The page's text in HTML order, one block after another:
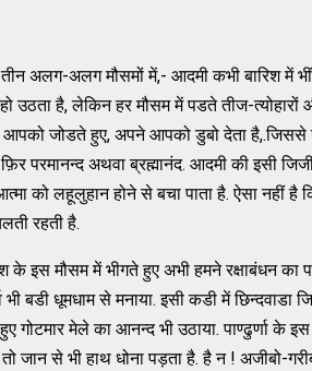
अलग-अलग मौसमों में,- आदमी कभी बारिश में
उठता है, लेकिन हर मौसम में पडते तीज-त्योहारों
जोडते हुए, अपने आपको डुबो देता
परमानन्द अथवा ब्रह्मानंद. आदमी की इसी
को लहूलुहान होने से बचा पाता है. ऐसा नहीं है
रहती है.
के इस मौसम में भीगते हुए अभी हमने रक्षाबंधन का
भी बडी धूमधाम से मनाया. इसी कडी में
गोटमार मेले का आनन्द भी उठाया. पाण्ढुर्णा
जान से भी हाथ धोना पड़ता है. है न ! अजीबो-